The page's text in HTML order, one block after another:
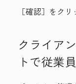
［確認］ をクリ
クライア
トで従業